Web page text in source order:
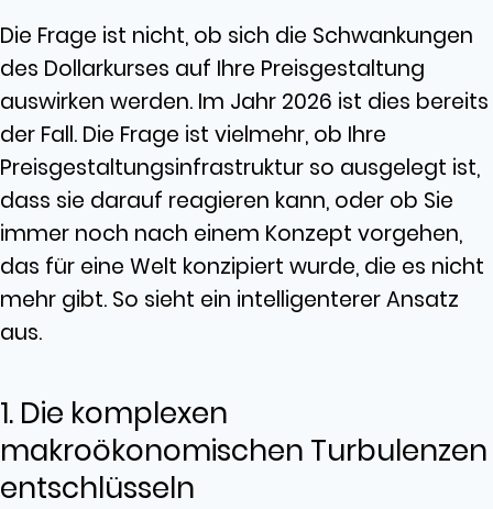
Die Frage ist nicht, ob sich die Schwankungen
des Dollarkurses auf Ihre Preisgestaltung
auswirken werden. Im Jahr 2026 ist dies bereits
der Fall. Die Frage ist vielmehr, ob Ihre
Preisgestaltungsinfrastruktur so ausgelegt ist,
dass sie darauf reagieren kann, oder ob Sie
immer noch nach einem Konzept vorgehen,
das für eine Welt konzipiert wurde, die es nicht
mehr gibt. So sieht ein intelligenterer Ansatz
aus.
1. Die komplexen
makroökonomischen Turbulenzen
entschlüsseln